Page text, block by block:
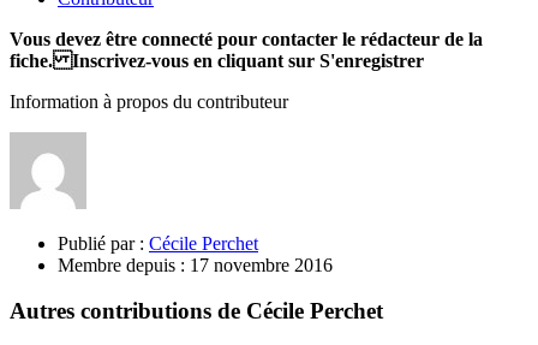
Vous devez être connecté pour contacter le rédacteur de la
fiche. Inscrivez-vous en cliquant sur S'enregistrer
Information à propos du contributeur
Publié par : Cécile Perchet
Membre depuis : 17 novembre 2016
Autres contributions de Cécile Perchet